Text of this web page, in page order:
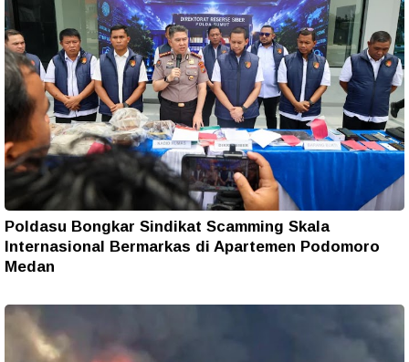
Poldasu Bongkar Sindikat Scamming Skala
Internasional Bermarkas di Apartemen Podomoro
Medan